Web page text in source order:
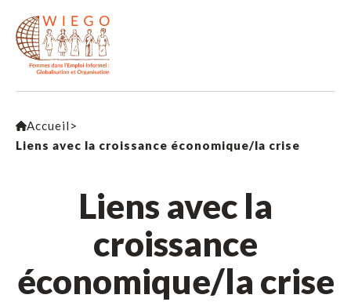
Accueil >
Liens avec la croissance économique/la crise
Liens avec la
croissance
économique/la crise